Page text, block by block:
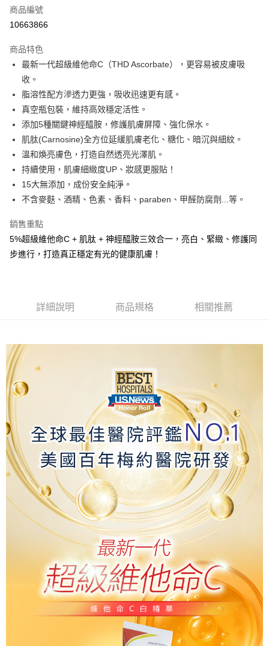
信用卡分期付款
合作金庫商業銀行
華南商業銀行
彰化商業銀行
上海商業儲蓄銀行
國泰世華商業銀行
兆豐國際商業銀行
臺灣中小企業銀行
匯豐（台灣）商業銀行
華泰商業銀行
聯邦商業銀行
遠東國際商業銀行
元大商業銀行
永豐商業銀行
玉山商業銀行
星展（台灣）商業銀行
台新國際商業銀行
中國信託商業銀行
台灣樂天信用卡公司
6 期 0 利率 每期
華南商業銀行
上海商業儲蓄銀行
台北富邦商業銀行
國泰世華商業銀行
臺灣中小企業銀行
台中商業銀行
匯豐（台灣）商業銀行
華泰商業銀行
聯邦商業銀行
元大商業銀行
永豐商業銀行
玉山商業銀行
星展（台灣）商業銀行
台新國際商業銀行
台灣樂天信用卡公司
超商取貨付款
LINE Pay
Apple Pay
街口支付
悠遊付
全盈+PAY
運送方式
7-11取貨付款
每筆NT$80，滿NT$800(含以上)免運費
付款後7-11取貨
每筆NT$80，滿NT$800(含以上)免運費
7-11快速到店
每筆NT$100，滿NT$800(含以上)免運費
宅配到府(本島)
每筆NT$100，滿NT$800(含以上)免運費
宅配到府(離島)
每筆NT$100，滿NT$800(含以上)免運費
黑貓宅配貨到付款(限本島)
每筆NT$120，滿NT$800(含以上)免運費
商品編號
10663866
商品特色
最新一代超級維他命C（THD Ascorbate），更容易被皮膚吸
收。
脂溶性配方滲透力更強，吸收迅速更有感。
真空瓶包裝，維持高效穩定活性。
添加5種關鍵神經醯胺，修護肌膚屏障、強化保水。
肌肽(Carnosine)全方位延緩肌膚老化、糖化、暗沉與細紋。
溫和煥亮膚色，打造自然透亮光澤肌。
持續使用，肌膚細緻度UP、妝感更服貼！
15大無添加，成份安全純淨。
不含麥麩、酒精、色素、香料、paraben、甲醛防腐劑...等。
銷售重點
5%超級維他命C + 肌肽 + 神經醯胺三效合一，亮白、緊緻、修護同
步進行，打造真正穩定有光的健康肌膚！
詳細說明 商品規格 相關推薦